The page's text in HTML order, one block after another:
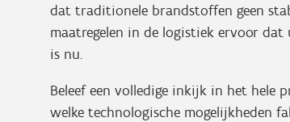
dat traditionele brandstoffen geen
maatregelen in de logistiek ervoor dat
is nu.
Beleef een volledige inkijk in het hele
welke technologische mogelijkheden